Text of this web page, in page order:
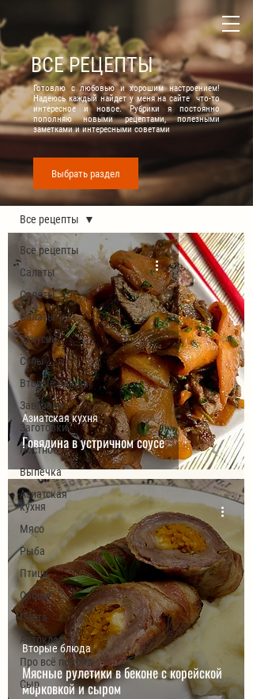
Все рецепты
Все рецепты
Салаты
Салаты
Салаты
Закуски
Супы
Вторые блюда
Завтраки
Заготовки
Постное
Выпечка
Азиатская
кухня
Мясо
Рыба
Птица
Овощи
Паста
Автоклав
Про всё подряд
Сыр
Все рецепты
Говядина в устричном соусе
Азиатская кухня
Мясные рулетики в беконе с корейской
морковкой и сыром
Вторые блюда
ВСЕ РЕЦЕПТЫ
Готовлю с любовью и хорошим настроением!
Надеюсь каждый найдет у меня на сайте что-то
интересное и новое. Рубрики я постоянно
пополняю новыми рецептами, полезными
заметками и интересными советами
Выбрать раздел